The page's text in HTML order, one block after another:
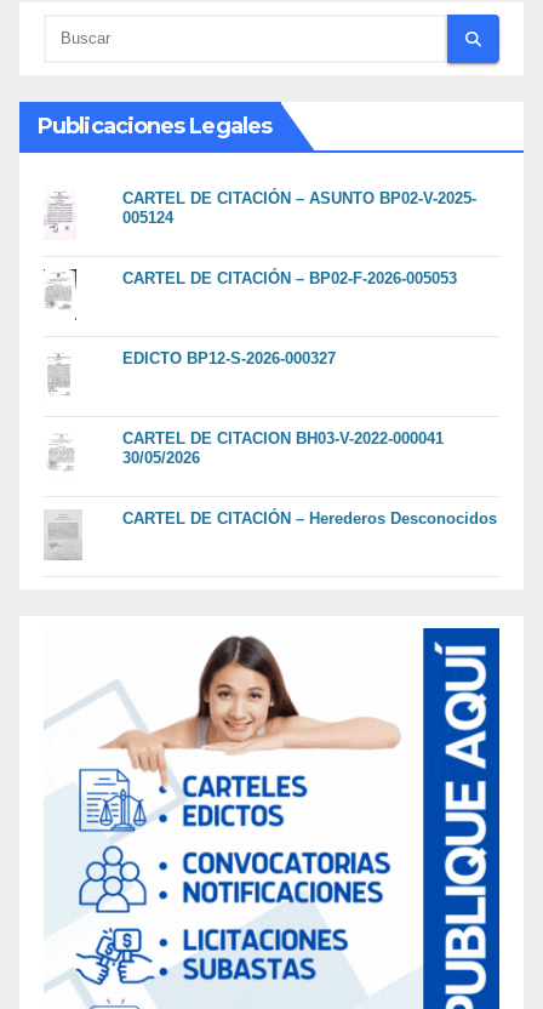
Publicaciones Legales
CARTEL DE CITACIÓN – ASUNTO BP02-V-2025-
005124
CARTEL DE CITACIÓN – BP02-F-2026-005053
EDICTO BP12-S-2026-000327
CARTEL DE CITACION BH03-V-2022-000041
30/05/2026
CARTEL DE CITACIÓN – Herederos Desconocidos